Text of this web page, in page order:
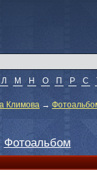
Л М Н О П Р С
Климова →
Фотоальбом